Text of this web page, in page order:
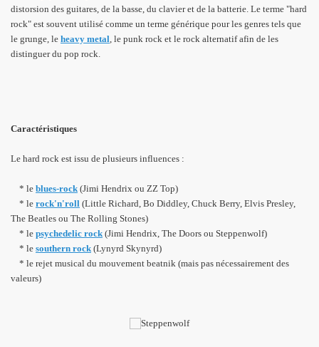
distorsion des guitares, de la basse, du clavier et de la batterie. Le terme "hard
rock" est souvent utilisé comme un terme générique pour les genres tels que
le grunge, le heavy metal, le punk rock et le rock alternatif afin de les
distinguer du pop rock.
Caractéristiques
Le hard rock est issu de plusieurs influences :
* le blues-rock (Jimi Hendrix ou ZZ Top)
* le rock'n'roll (Little Richard, Bo Diddley, Chuck Berry, Elvis Presley,
The Beatles ou The Rolling Stones)
* le psychedelic rock (Jimi Hendrix, The Doors ou Steppenwolf)
* le southern rock (Lynyrd Skynyrd)
* le rejet musical du mouvement beatnik (mais pas nécessairement des
valeurs)